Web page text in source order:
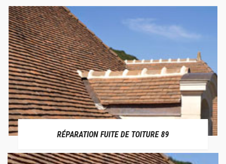
RÉPARATION FUITE DE TOITURE 89